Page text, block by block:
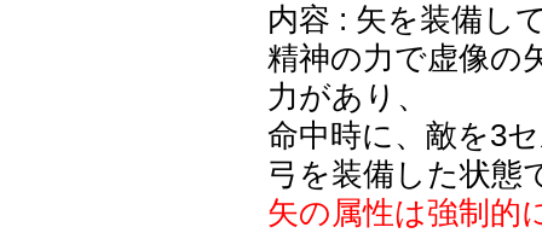
内容 : 矢を装備し
精神の力で虚像の
力があり、
命中時に、敵を3
弓を装備した状態
矢の属性は強制的